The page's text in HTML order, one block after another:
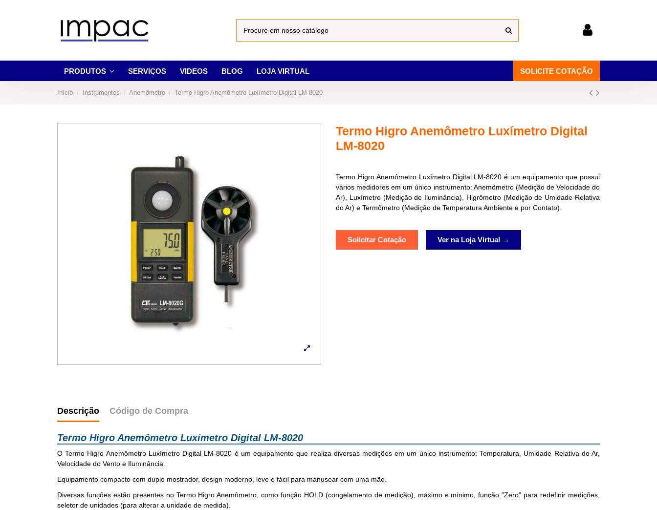
PRODUTOS SERVIÇOS VIDEOS BLOG LOJA VIRTUAL SOLICITE COTAÇÃO
Início Instrumentos Anemômetro Termo Higro Anemômetro Luxímetro Digital LM-8020
Termo Higro Anemômetro Luxímetro Digital
LM-8020
Termo Higro Anemômetro Luxímetro Digital LM-8020 é um equipamento que possui
vários medidores em um único instrumento: Anemômetro (Medição de Velocidade do
Ar), Luxímetro (Medição de Iluminância), Higrômetro (Medição de Umidade Relativa
do Ar) e Termômetro (Medição de Temperatura Ambiente e por Contato).
Solicitar Cotação Ver na Loja Virtual →
Descrição Código de Compra
Termo Higro Anemômetro Luxímetro Digital LM-8020
O Termo Higro Anemômetro Luxímetro Digital LM-8020 é um equipamento que realiza diversas medições em um único instrumento: Temperatura, Umidade Relativa do Ar,
Velocidade do Vento e Iluminância.
Equipamento compacto com duplo mostrador, design moderno, leve e fácil para manusear com uma mão.
Diversas funções estão presentes no Termo Higro Anemômetro, como função HOLD (congelamento de medição), máximo e mínimo, função "Zero" para redefinir medições,
seletor de unidades (para alterar a unidade de medida).